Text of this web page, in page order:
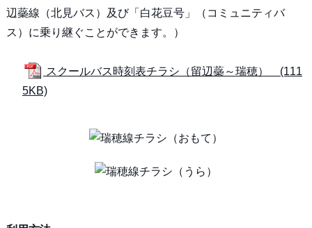
辺蘂線（北見バス）及び「白花豆号」（コミュニティバ
ス）に乗り継ぐことができます。）
スクールバス時刻表チラシ（留辺蘂～瑞穂） (111
5KB)